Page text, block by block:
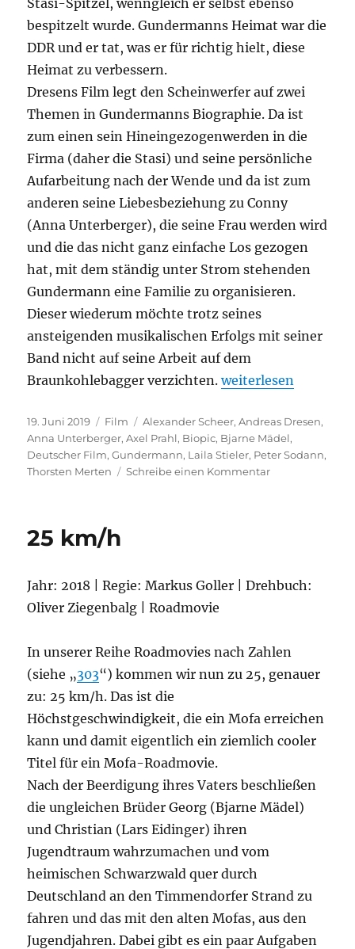
Stasi-Spitzel, wenngleich er selbst ebenso
bespitzelt wurde. Gundermanns Heimat war die
DDR und er tat, was er für richtig hielt, diese
Heimat zu verbessern.
Dresens Film legt den Scheinwerfer auf zwei
Themen in Gundermanns Biographie. Da ist
zum einen sein Hineingezogenwerden in die
Firma (daher die Stasi) und seine persönliche
Aufarbeitung nach der Wende und da ist zum
anderen seine Liebesbeziehung zu Conny
(Anna Unterberger), die seine Frau werden wird
und die das nicht ganz einfache Los gezogen
hat, mit dem ständig unter Strom stehenden
Gundermann eine Familie zu organisieren.
Dieser wiederum möchte trotz seines
ansteigenden musikalischen Erfolgs mit seiner
Band nicht auf seine Arbeit auf dem
Braunkohlebagger verzichten.„Gundermann“
weiterlesen
Veröffentlicht
am
19. Juni 2019 Kategorien
Film Schlagwörter
Alexander Scheer,Andreas Dresen,
Anna Unterberger,Axel Prahl, Biopic, Bjarne Mädel,
Deutscher Film,Gundermann, Laila Stieler, Peter Sodann,
Thorsten Merten
Schreibe einen Kommentarzu
25 km/h
Jahr: 2018 | Regie: Markus Goller | Drehbuch:
Oliver Ziegenbalg | Roadmovie
In unserer Reihe Roadmovies nach Zahlen
(siehe „303“) kommen wir nun zu 25, genauer
zu: 25 km/h. Das ist die
Höchstgeschwindigkeit, die ein Mofa erreichen
kann und damit eigentlich ein ziemlich cooler
Titel für ein Mofa-Roadmovie.
Nach der Beerdigung ihres Vaters beschließen
die ungleichen Brüder Georg (Bjarne Mädel)
und Christian (Lars Eidinger) ihren
Jugendtraum wahrzumachen und vom
heimischen Schwarzwald quer durch
Deutschland an den Timmendorfer Strand zu
fahren und das mit den alten Mofas, aus den
Jugendjahren. Dabei gibt es ein paar Aufgaben